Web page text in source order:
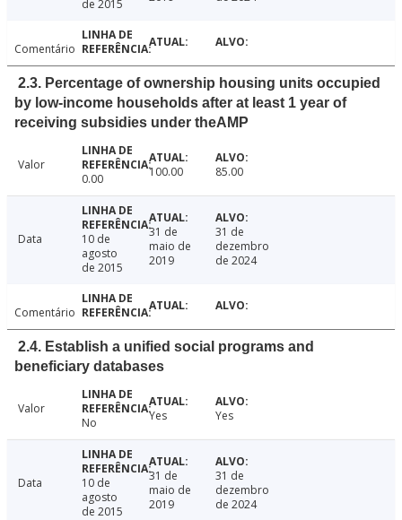
de 2015
Comentário
2.3. Percentage of ownership housing units occupied
by low-income households after at least 1 year of
receiving subsidies under theAMP
Valor
0.00
100.00 85.00
Data
10 de
agosto
de 2015
31 de
maio de
2019
31 de
dezembro
de 2024
Comentário
2.4. Establish a unified social programs and
beneficiary databases
Valor
No
Yes Yes
Data
10 de
agosto
de 2015
31 de
maio de
2019
31 de
dezembro
de 2024